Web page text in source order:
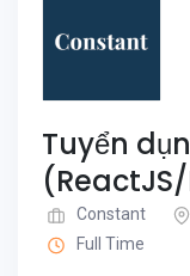
Tuyển
Constant
Full Time